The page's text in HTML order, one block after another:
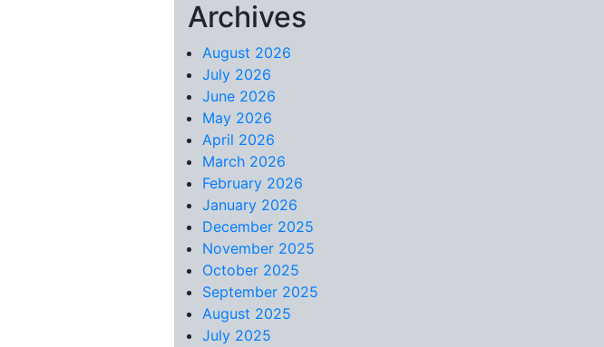
Skip to content
Archives
August 2026
July 2026
June 2026
May 2026
April 2026
March 2026
February 2026
January 2026
December 2025
November 2025
October 2025
September 2025
August 2025
July 2025